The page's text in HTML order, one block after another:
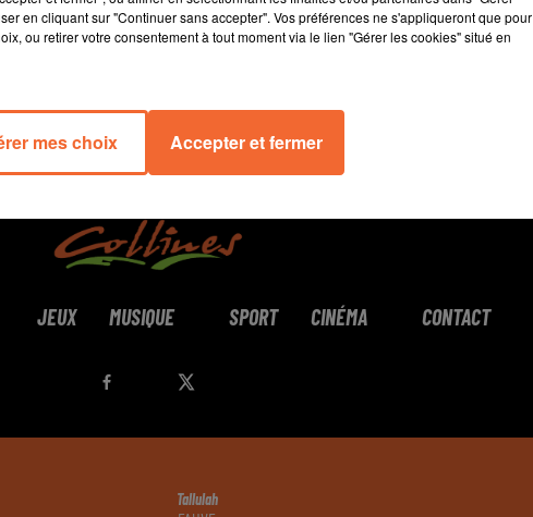
JEUX MUSIQUE SPORT CINÉMA CONTACT
Tallulah
en cliquant sur "Continuer sans accepter". Vos préférences ne s'appliqueront que pour
ou retirer votre consentement à tout moment via le lien "Gérer les cookies" situé en
mes choix Accepter et fermer